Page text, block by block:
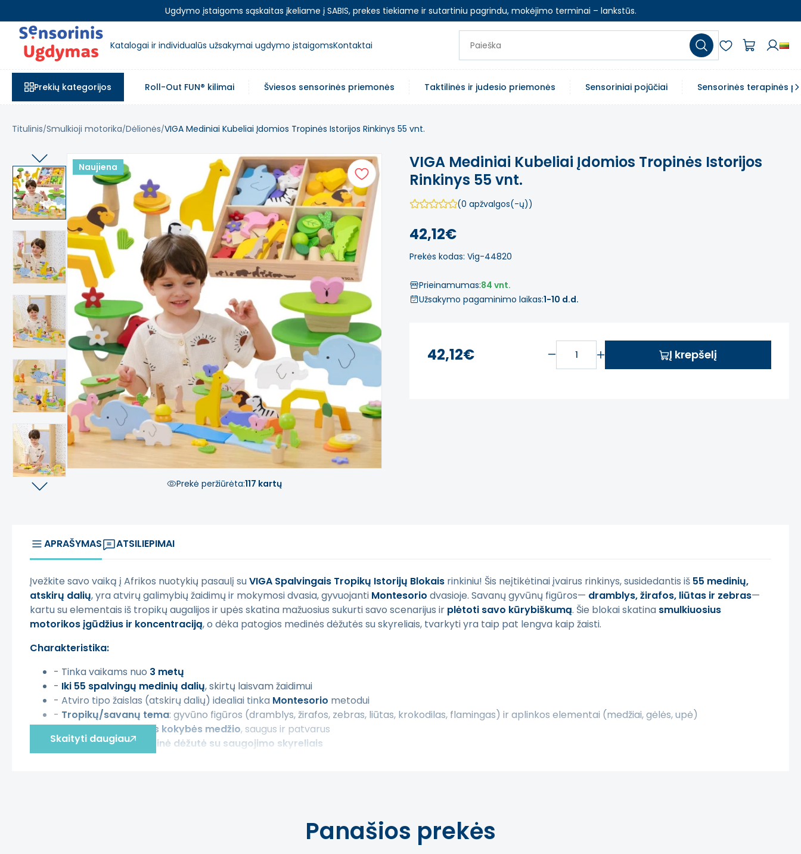
Ugdymo įstaigoms sąskaitas įkeliame į SABIS, prekes tiekiame ir sutartiniu pagrindu, mokėjimo terminai – lankstūs.
Katalogai ir individualūs užsakymai ugdymo įstaigomsKontaktai
Prekių kategorijos Roll-Out FUN® kilimai Šviesos sensorinės priemonės Taktilinės ir judesio priemonės Sensoriniai pojūčiai Sensorinės terapinės
Titulinis Smulkioji motorika Dėlionės VIGA Mediniai Kubeliai Įdomios Tropinės Istorijos Rinkinys 55 vnt.
Naujiena
Prekė peržiūrėta:117 kartų
VIGA Mediniai Kubeliai Įdomios Tropinės Istorijos
Rinkinys 55 vnt.
(0 apžvalgos(-ų))
42,12€
Prekės kodas: Vig-44820
Prieinamumas:84 vnt.
Užsakymo pagaminimo laikas:1-10 d.d.
42,12€ Į krepšelį
APRAŠYMAS ATSILIEPIMAI
Įvežkite savo vaiką į Afrikos nuotykių pasaulį suVIGA Spalvingais Tropikų Istorijų Blokais rinkiniu! Šis neįtikėtinai įvairus rinkinys, susidedantis iš 55 medinių,
atskirų dalių, yra atvirų galimybių žaidimų ir mokymosi dvasia, gyvuojanti Montesorio dvasioje. Savanų gyvūnų figūros— dramblys, žirafos, liūtas ir zebras—
kartu su elementais iš tropikų augalijos ir upės skatina mažuosius sukurti savo scenarijus ir plėtoti savo kūrybiškumą. Šie blokai skatina smulkiuosius
motorikos įgūdžius ir koncentraciją, o dėka patogios medinės dėžutės su skyreliais, tvarkyti yra taip pat lengva kaip žaisti.
Charakteristika:
- Tinka vaikams nuo 3 metų
- Iki 55 spalvingų medinių dalių, skirtų laisvam žaidimui
- Atviro tipo žaislas (atskirų dalių) idealiai tinka Montesorio metodui
- Tropikų/savanų tema: gyvūno figūros (dramblys, žirafos, zebras, liūtas, krokodilas, flamingas) ir aplinkos elementai (medžiai, gėlės, upė)
- Pagaminti išaukštos kokybės medžio, saugus ir patvarus
- Įeinapraktiška medinė dėžutė su saugojimo skyreliais
- Tobulas jutikliniam žaidimui, pasakojimams ir meninėms veikloms
Skaityti daugiau
Panašios prekės